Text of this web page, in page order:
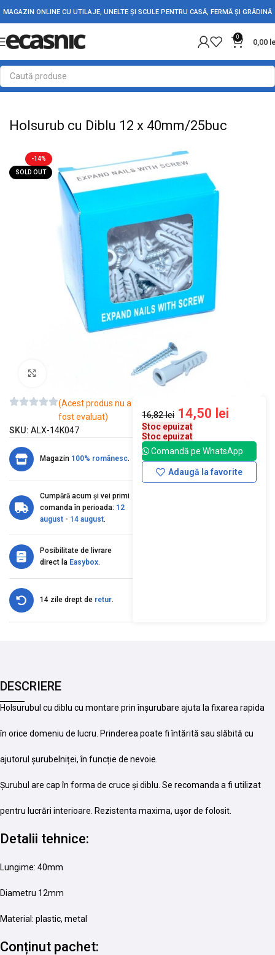
MAGAZIN ONLINE CU UTILAJE, UNELTE ȘI SCULE PENTRU CASĂ, FERMĂ ȘI GRĂDINĂ
0
0,00
Prima pagină Conectica Bride si coliere de prindere
Holsurub cu Diblu 12 x 40mm/25buc
-14%
SOLD OUT
(Acest produs nu a
fost evaluat)
SKU: ALX-14K047
Magazin 100% românesc.
Cumpără acum și vei primi
comanda în perioada: 12
august - 14 august.
Posibilitate de livrare
direct la Easybox.
14 zile drept de retur.
16,82lei 14,50 lei
Stoc epuizat
Stoc epuizat
Comandă pe WhatsApp
Adaugă la favorite
DESCRIERE
Holsurubul cu diblu cu montare prin înșurubare ajuta la fixarea rapida
în orice domeniu de lucru. Prinderea poate fi întărită sau slăbită cu
ajutorul șurubelniței, în funcție de nevoie.
Șurubul are cap în forma de cruce și diblu. Se recomanda a fi utilizat
pentru lucrări interioare. Rezistenta maxima, ușor de folosit.
Detalii tehnice:
Lungime: 40mm
Diametru 12mm
Material: plastic, metal
Conținut pachet: